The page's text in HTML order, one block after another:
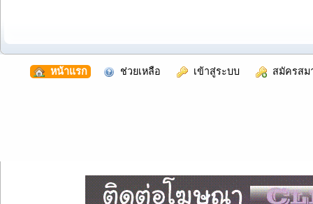
หน้าแรก ช่วยเหลือ เข้าสู่ระบบ สมัครสม